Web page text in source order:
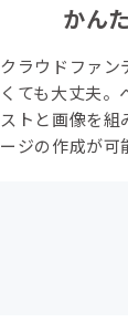
かん
クラウドファン
くても大丈夫。
ストと画像を組
ージの作成が可